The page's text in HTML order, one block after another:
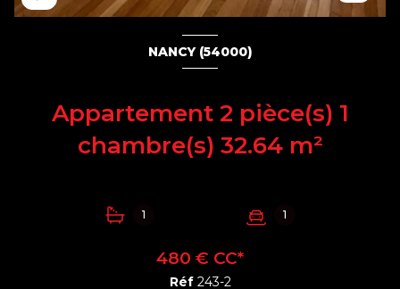
NANCY (54000)
Appartement 2 pièce(s) 1
chambre(s) 32.64 m²
1 1
480 € CC*
Réf 243-2